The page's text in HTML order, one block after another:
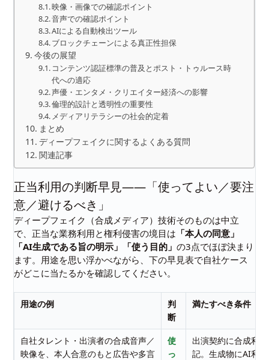
映像・画像での確認ポイント
音声での確認ポイント
AIによる自動検出ツール
ブロックチェーンによる真正性担保
今後の展望
コンテンツ認証標準の普及とポスト・トゥルース時
代への適応
声優・エンタメ・クリエイター経済への影響
倫理的設計と透明性の重要性
メディアリテラシーの社会的定着
まとめ
ディープフェイクに関するよくある質問
関連記事
正当利用の判断早見――「使ってよい／要注
意／避けるべき」
ディープフェイク（合成メディア）技術そのものは中立
で、正当な業務利用と権利侵害の境目は 「本人の同意」
「AI生成である旨の明示」「使う目的」の3点でほぼ決まり
ます。用途を思い浮かべながら、下の早見表で自社ケース
がどこに当たるかを確認してください。
用途の例
判
断
満たすべき条件
自社タレント・出演者の合成音声／
映像を、本人合意のもと広告や多言
使
っ
出演契約に合成利
記。生成物にAI利